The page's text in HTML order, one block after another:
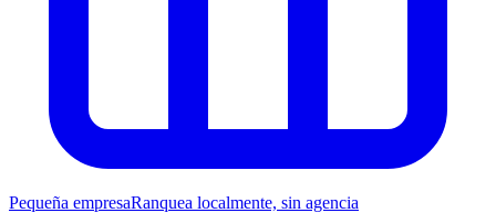
Pequeña empresaRanquea localmente, sin agencia